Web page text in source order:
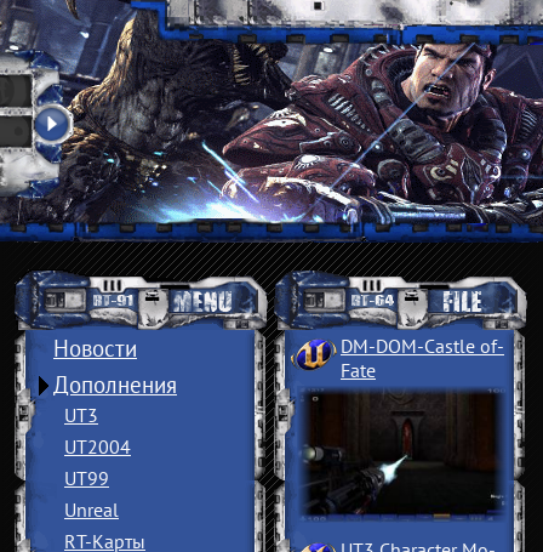
Новости
Дополнения
UT3
UT2004
UT99
Unreal
RT-Карты
DM-DOM-Castle of­
Fate